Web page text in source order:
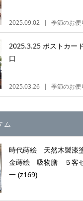
2025.09.02 季節のお便
2025.3.25 ポストカー
口
2025.03.26 季節のお便
ム
時代蒔絵 天然木製
金蒔絵 吸物膳 ５客
一 (z169)